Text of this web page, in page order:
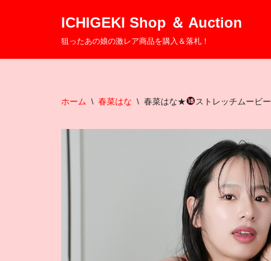
ICHIGEKI Shop ＆ Auction
狙ったあの娘の激レア商品を購入＆落札！
ホーム \ 春菜はな \ 春菜はな★ ストレッチムービー